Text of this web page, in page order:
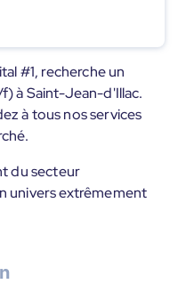
#1, recherche un
à Saint-Jean-d'Illac.
à tous nos services
du secteur
univers extrêmement